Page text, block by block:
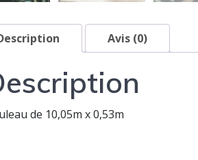
Avis (0)
de 10,05m x 0,53m